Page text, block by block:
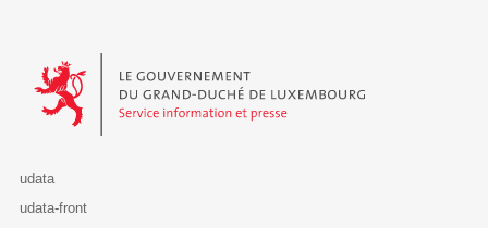
Le Gouvernement du Grand-Duché de Luxembourg - Service
udata
udata-front